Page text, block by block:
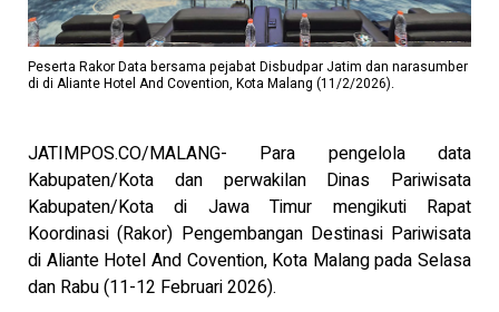
Peserta Rakor Data bersama pejabat Disbudpar Jatim dan narasumber
di di Aliante Hotel And Covention, Kota Malang (11/2/2026).
JATIMPOS.CO/MALANG- Para pengelola data
Kabupaten/Kota dan perwakilan Dinas Pariwisata
Kabupaten/Kota di Jawa Timur mengikuti Rapat
Koordinasi (Rakor) Pengembangan Destinasi Pariwisata
di Aliante Hotel And Covention, Kota Malang pada Selasa
dan Rabu (11-12 Februari 2026).